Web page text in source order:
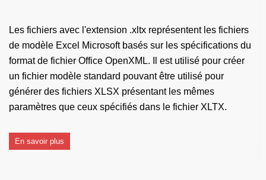
Les fichiers avec l'extension .xltx représentent les fichiers
de modèle Excel Microsoft basés sur les spécifications du
format de fichier Office OpenXML. Il est utilisé pour créer
un fichier modèle standard pouvant être utilisé pour
générer des fichiers XLSX présentant les mêmes
paramètres que ceux spécifiés dans le fichier XLTX.
En savoir plus